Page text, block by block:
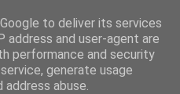
ΗΛΕΚΤΡΟΝΙΚΗ-
to deliver its services
address and user-agent are
performance and security
generate usage
abuse.